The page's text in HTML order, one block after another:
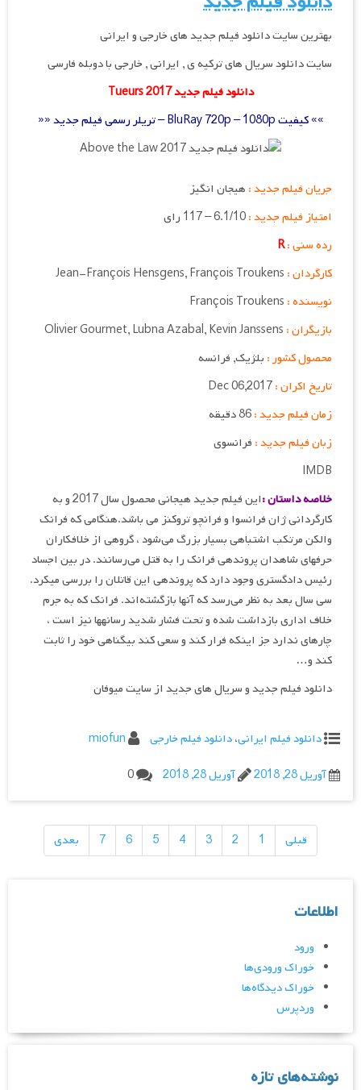
بهترین سایت دانلود فیلم جدید های خارجی و ایرانی
سایت دانلود سریال های ترکیه ی , ایرانی , خارجی با دوبله فارسی
دانلود فیلم جدید Tueurs 2017
»» کیفیت BluRay 720p – 1080p – تریلر رسمی فیلم جدید ««
جریان فیلم جدید : هیجان انگیز
امتیاز فیلم جدید :
رده سنی :R
کارگردان :
نویسنده : François Troukens
بازیگران :
محصول کشور : بلژیک, فرانسه
تاریخ اکران :
زمان فیلم جدید :
زبان فیلم جدید : فرانسوی
IMDB
خلاصه داستان :
این فیلم جدید هیجانی محصول سال 2017 و به
کارگردانی ژان فرانسوا و فرانچو تروکنز می باشد.هنگامی که فرانک
والکن مرتکب اشتباهی بسیار بزرگ می‌شود ، گروهی از خلافکاران
حرفه‎ای شاهدان پرونده‎ی فرانک را به قتل می‌رسانند. در بین اجساد
رئیس دادگستری وجود دارد که پرونده‎ی این قاتلان را بررسی می‎کرد.
سی سال بعد به نظر می‌رسد که آنها بازگشته‌اند. فرانک که به جرم
خلاف اداری بازداشت شده و تحت فشار شدید رسانه‎ها نیز است ،
چاره‎ای ندارد جز اینکه فرار کند و سعی کند بی‎گناهی خود را ثابت
کند و…
دانلود فیلم جدید و سریال های جدید از سایت میوفان
دانلود فیلم ایرانی،دانلود فیلم خارجی
miofun
آوریل 28, 2018
آوریل 28, 2018 0
راهبری
نوشته‌ها
قبلی 1
2
3
4
5
6
7 بعدی
اطلاعات
ورود
خوراک ورودی‌ها
خوراک دیدگاه‌ها
وردپرس
نوشته‌های تازه